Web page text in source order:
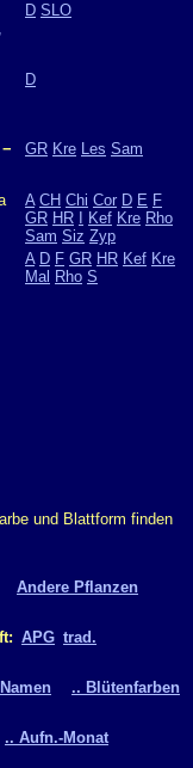
D SLO
D
−
GR Kre Les Sam
A CH Chi Cor D E F
GR HR Kef Kre Rho
Sam Siz Zyp
A D F GR HR Kef Kre
Mal Rho S
und Blattform finden
Andere Pflanzen
APG trad.
.. Blütenfarben
.. Aufn.-Monat